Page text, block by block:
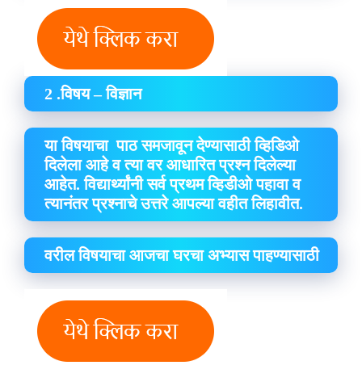
2 .विषय – विज्ञान
या विषयाचा पाठ समजावून देण्यासाठी व्हिडिओ
दिलेला आहे व त्या वर आधारित प्रश्न दिलेल्या
आहेत. विद्यार्थ्यांनी सर्व प्रथम व्हिडीओ पहावा व
त्यानंतर प्रश्नाचे उत्तरे आपल्या वहीत लिहावीत.
वरील विषयाचा आजचा घरचा अभ्यास पाहण्यासाठी